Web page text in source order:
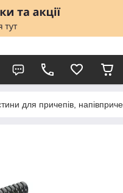
для причепів,